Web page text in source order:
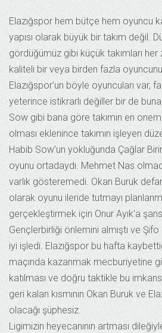
Elazığspor hem bütçe hem oyuncu
yapısı olarak büyük bir takım değil.
gördüğümüz gibi küçük takımları her
kaliteli bir veya birden fazla
Elazığspor’un böyle oyuncuları var,
yeterince istikrarlı değiller bir de
Sow gibi bana göre takımın en
olması eklenince takımın işleyen
Habib Sow’un yokluğunda Çağlar
oyunu ortadaydı. Mehmet Nas
varlık gösteremedi. Okan Buruk
olarak oyunu ileride tutmayı
gerçekleştirmek için Onur Ayık’a
Gençlerbirliği önlemini almıştı ve
iyi işledi. Elazığspor bu hafta
maçında kazanmak mecburiyetine
katılması ve doğru taktikle bu
geri kalan kısmının Okan Buruk ve
olacağı şüphesiz.
Ligimizin heyecanının artması